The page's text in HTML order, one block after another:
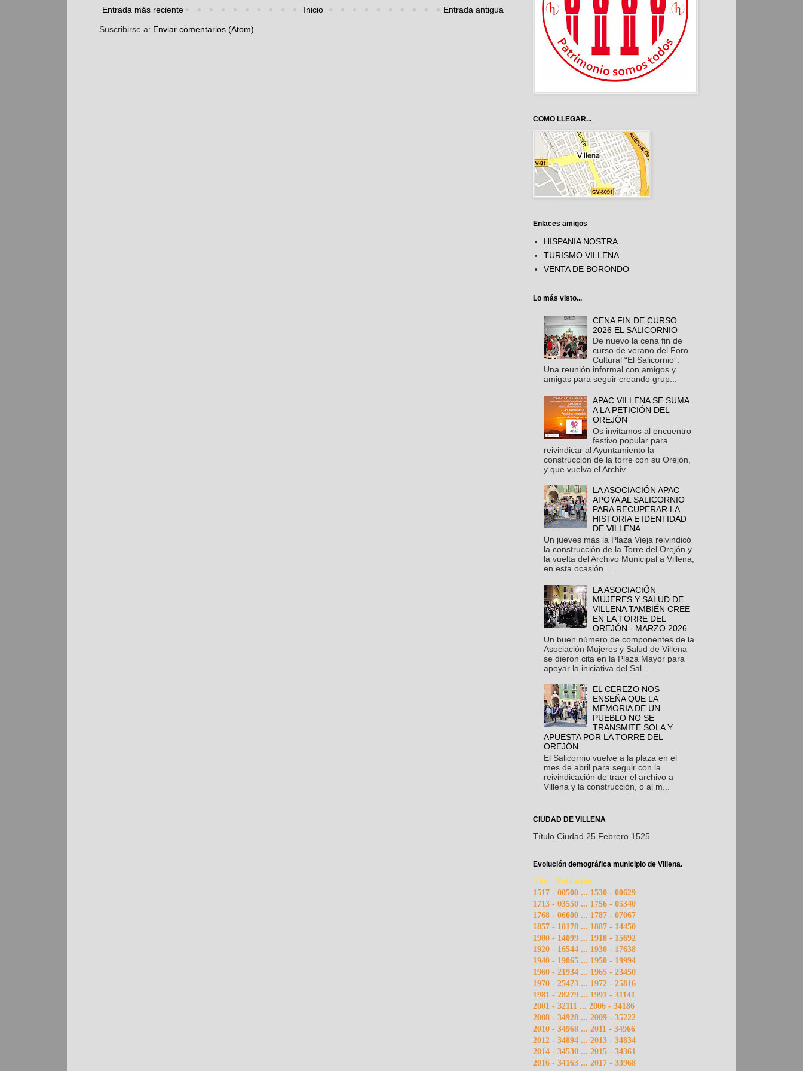
Entrada más reciente Entrada antigua
Inicio
Suscribirse a: Enviar comentarios (Atom)
COMO LLEGAR...
Enlaces amigos
HISPANIA NOSTRA
TURISMO VILLENA
VENTA DE BORONDO
Lo más visto...
CENA FIN DE CURSO
2026 EL SALICORNIO
De nuevo la cena fin de
curso de verano del Foro
Cultural “El Salicornio”.
Una reunión informal con amigos y
amigas para seguir creando grup...
APAC VILLENA SE SUMA
A LA PETICIÓN DEL
OREJÓN
Os invitamos al encuentro
festivo popular para
reivindicar al Ayuntamiento la
construcción de la torre con su Orejón,
y que vuelva el Archiv...
LA ASOCIACIÓN APAC
APOYA AL SALICORNIO
PARA RECUPERAR LA
HISTORIA E IDENTIDAD
DE VILLENA
Un jueves más la Plaza Vieja reivindicó
la construcción de la Torre del Orejón y
la vuelta del Archivo Municipal a Villena,
en esta ocasión ...
LA ASOCIACIÓN
MUJERES Y SALUD DE
VILLENA TAMBIÉN CREE
EN LA TORRE DEL
OREJÓN - MARZO 2026
Un buen número de componentes de la
Asociación Mujeres y Salud de Villena
se dieron cita en la Plaza Mayor para
apoyar la iniciativa del Sal...
EL CEREZO NOS
ENSEÑA QUE LA
MEMORIA DE UN
PUEBLO NO SE
TRANSMITE SOLA Y
APUESTA POR LA TORRE DEL
OREJÓN
El Salicornio vuelve a la plaza en el
mes de abril para seguir con la
reivindicación de traer el archivo a
Villena y la construcción, o al m...
CIUDAD DE VILLENA
Título Ciudad 25 Febrero 1525
Evolución demográfica municipio de Villena.
Año__Población.
1517 - 00500 ... 1530 - 00629
1713 - 03550 ... 1756 - 05340
1768 - 06600 ... 1787 - 07067
1857 - 10178 ... 1887 - 14450
1900 - 14099 ... 1910 - 15692
1920 - 16544 ... 1930 - 17638
1940 - 19065 ... 1950 - 19994
1960 - 21934 ... 1965 - 23450
1970 - 25473 ... 1972 - 25816
1981 - 28279 ... 1991 - 31141
2001 - 32111 ... 2006 - 34186
2008 - 34928 ... 2009 - 35222
2010 - 34968 ... 2011 - 34966
2012 - 34894 ... 2013 - 34834
2014 - 34530 ... 2015 - 34361
2016 - 34163 ... 2017 - 33968